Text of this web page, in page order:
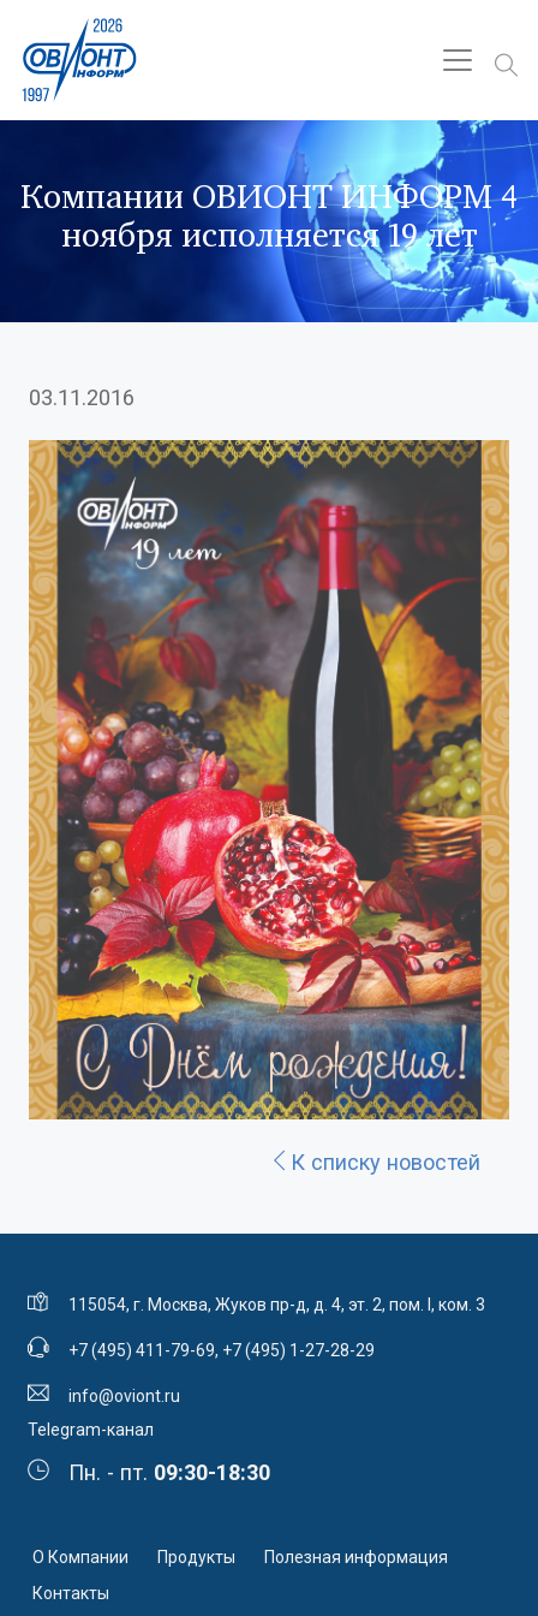
Компании ОВИОНТ ИНФОРМ 4
ноября исполняется 19 лет
03.11.2016
К списку новостей
115054, г. Москва, Жуков пр-д, д. 4, эт. 2, пом. I, ком. 3
+7 (495) 411-79-69, +7 (495) 1-27-28-29
info@oviont.ru
Telegram-канал
Пн. - пт. 09:30-18:30
О Компании Продукты
Полезная информация
Контакты